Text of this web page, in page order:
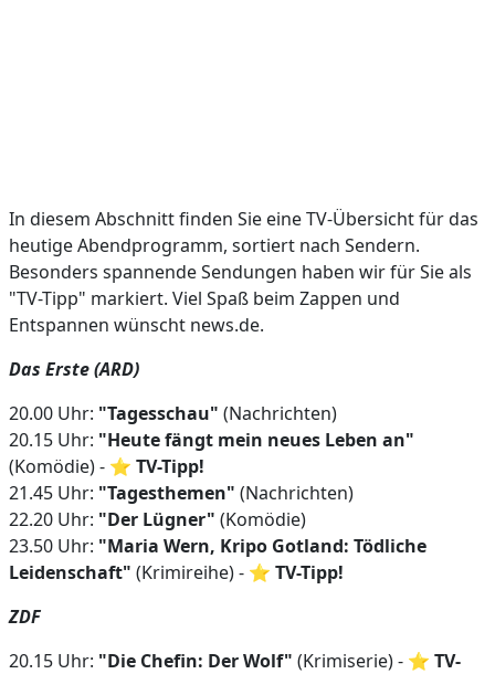
In diesem Abschnitt finden Sie eine TV-Übersicht für das
heutige Abendprogramm, sortiert nach Sendern.
Besonders spannende Sendungen haben wir für Sie als
"TV-Tipp" markiert. Viel Spaß beim Zappen und
Entspannen wünscht news.de.
Das Erste (ARD)
20.00 Uhr: "Tagesschau" (Nachrichten)
20.15 Uhr: "Heute fängt mein neues Leben an"
(Komödie) - ⭐ TV-Tipp!
21.45 Uhr: "Tagesthemen" (Nachrichten)
22.20 Uhr: "Der Lügner" (Komödie)
23.50 Uhr: "Maria Wern, Kripo Gotland: Tödliche
Leidenschaft" (Krimireihe) - ⭐ TV-Tipp!
ZDF
20.15 Uhr: "Die Chefin: Der Wolf" (Krimiserie) - ⭐ TV-